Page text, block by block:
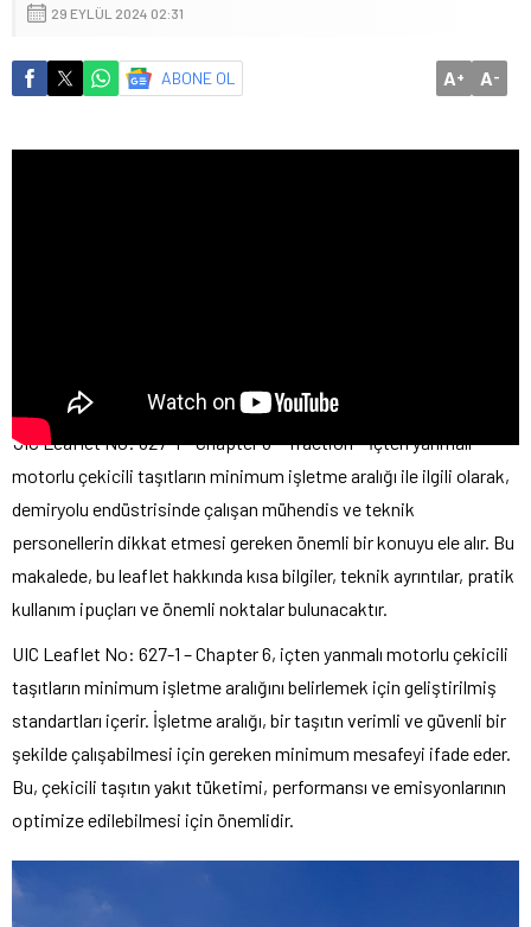
29 EYLÜL 2024 02:31
ABONE OL A+ A-
UIC Leaflet No: 627-1 – Chapter 6 – Traction – İçten yanmalı
motorlu çekicili taşıtların minimum işletme aralığı ile ilgili olarak,
demiryolu endüstrisinde çalışan mühendis ve teknik
personellerin dikkat etmesi gereken önemli bir konuyu ele alır. Bu
makalede, bu leaflet hakkında kısa bilgiler, teknik ayrıntılar, pratik
kullanım ipuçları ve önemli noktalar bulunacaktır.
UIC Leaflet No: 627-1 – Chapter 6, içten yanmalı motorlu çekicili
taşıtların minimum işletme aralığını belirlemek için geliştirilmiş
standartları içerir. İşletme aralığı, bir taşıtın verimli ve güvenli bir
şekilde çalışabilmesi için gereken minimum mesafeyi ifade eder.
Bu, çekicili taşıtın yakıt tüketimi, performansı ve emisyonlarının
optimize edilebilmesi için önemlidir.